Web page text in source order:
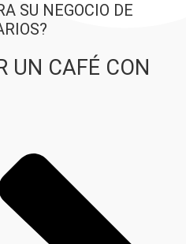
SU NEGOCIO DE
UN CAFÉ CON